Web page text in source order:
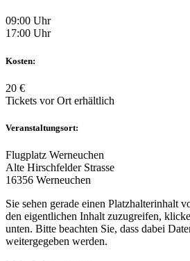
09:00 Uhr
17:00 Uhr
Kosten:
20 €
Tickets vor Ort erhältlich
Veranstaltungsort:
Flugplatz Werneuchen
Alte Hirschfelder Strasse
16356 Werneuchen
Sie sehen gerade einen Platzhalterinhalt
den eigentlichen Inhalt zuzugreifen,
unten. Bitte beachten Sie, dass dabei
weitergegeben werden.